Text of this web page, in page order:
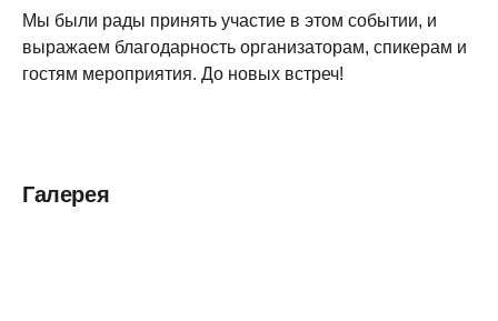
Мы были рады принять участие в этом событии, и
выражаем благодарность организаторам, спикерам и
гостям мероприятия. До новых встреч!
Галерея